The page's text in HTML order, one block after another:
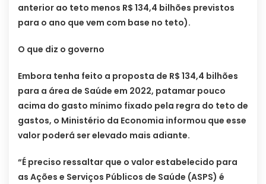
anterior ao teto menos R$ 134,4 bilhões previstos
para o ano que vem com base no teto).
O que diz o governo
Embora tenha feito a proposta de R$ 134,4 bilhões
para a área de Saúde em 2022, patamar pouco
acima do gasto mínimo fixado pela regra do teto de
gastos, o Ministério da Economia informou que esse
valor poderá ser elevado mais adiante.
“É preciso ressaltar que o valor estabelecido para
as Ações e Serviços Públicos de Saúde (ASPS) é